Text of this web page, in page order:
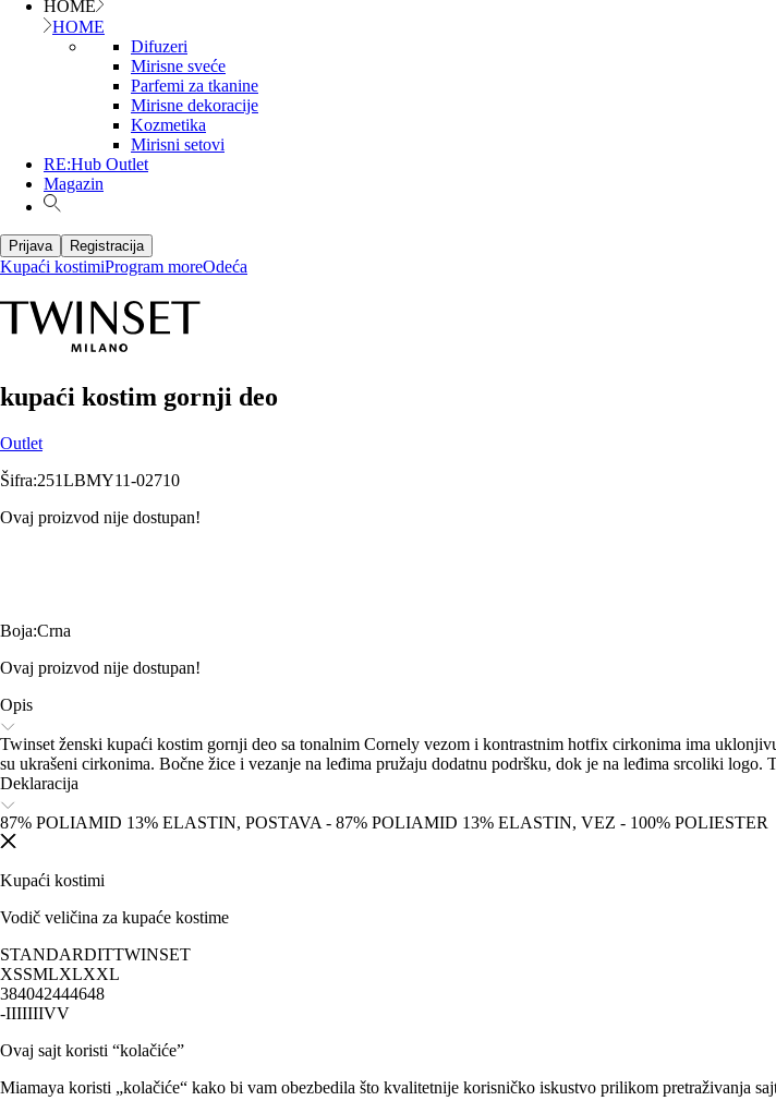
HOME
HOME
Difuzeri
Mirisne sveće
Parfemi za tkanine
Mirisne dekoracije
Kozmetika
Mirisni setovi
RE:Hub Outlet
Magazin
Prijava Registracija
Kupaći kostimiProgram moreOdeća
kupaći kostim gornji deo
Outlet
Šifra:251LBMY11-02710
Ovaj proizvod nije dostupan!
Boja:Crna
Ovaj proizvod nije dostupan!
Opis
Twinset ženski kupaći kostim gornji deo sa tonalnim Cornely vezom i kontrastnim hotfix cirkonima ima
su ukrašeni cirkonima. Bočne žice i vezanje na leđima pružaju dodatnu podršku, dok je na leđima srcoliki logo.
Deklaracija
87% POLIAMID 13% ELASTIN, POSTAVA - 87% POLIAMID 13% ELASTIN, VEZ - 100% POLIESTER
Kupaći kostimi
Vodič veličina za kupaće kostime
STANDARDITTWINSET
XSSMLXLXXL
384042444648
-IIIIIIIVV
Ovaj sajt koristi “kolačiće”
Miamaya koristi „kolačiće“ kako bi vam obezbedila što kvalitetnije korisničko iskustvo prilikom pretraživanja